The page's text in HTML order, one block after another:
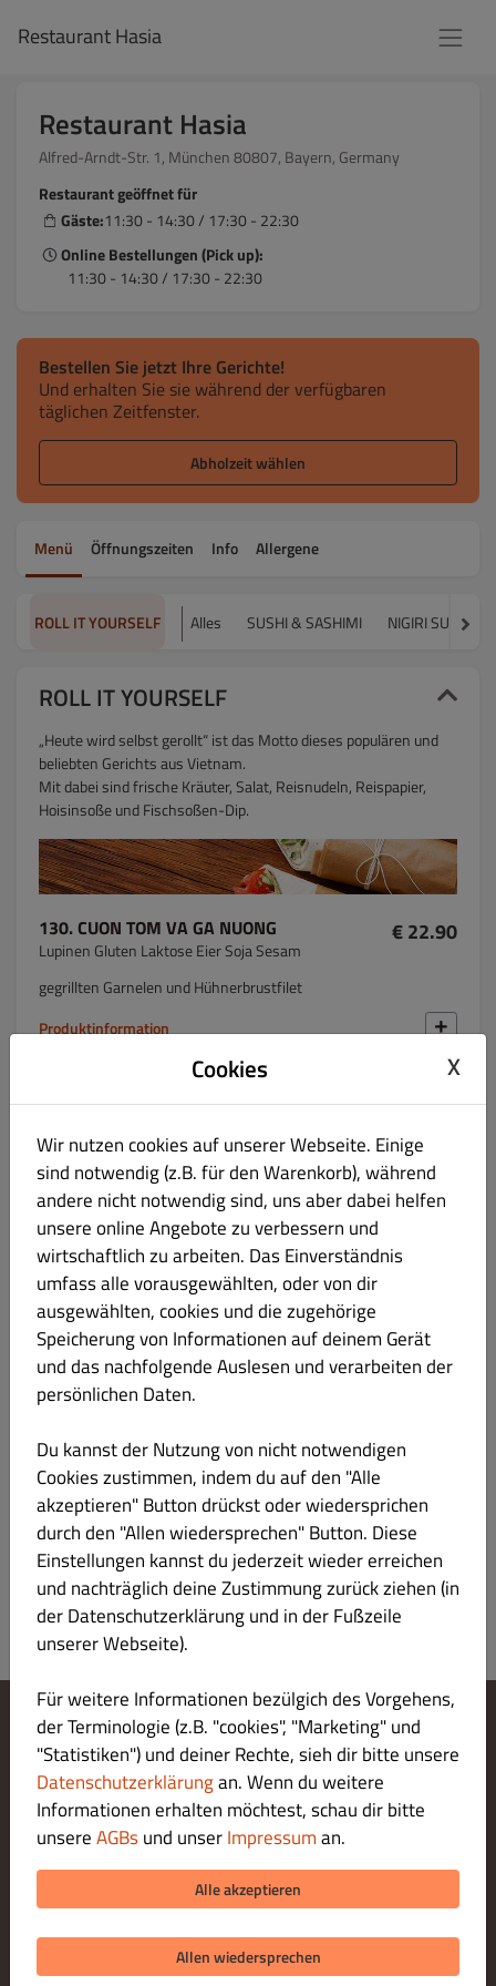
Restaurant Hasia
Restaurant Hasia
Alfred-Arndt-Str. 1, München 80807, Bayern, Germany
Restaurant geöffnet für
Gäste:11:30 - 14:30 / 17:30 - 22:30
Online Bestellungen (Pick up):
11:30 - 14:30 / 17:30 - 22:30
Bestellen Sie jetzt Ihre Gerichte!
Und erhalten Sie sie während der verfügbaren
täglichen Zeitfenster.
Abholzeit wählen
Menü Öffnungszeiten Info Allergene
ROLL IT YOURSELF Alles SUSHI & SASHIMI NIGIRI SUSHI
ROLL IT YOURSELF
„Heute wird selbst gerollt“ ist das Motto dieses populären und
beliebten Gerichts aus Vietnam.
Mit dabei sind frische Kräuter, Salat, Reisnudeln, Reispapier,
Hoisinsoße und Fischsoßen-Dip.
130. CUON TOM VA GA NUONG
Lupinen Gluten Laktose Eier Soja Sesam
€ 22.90
gegrillten Garnelen und Hühnerbrustfilet
Produktinformation
131. CUON BO LA LOT € 22.90
Betelblättern, gefüllt mit zarter Rindfleischfüllung
Produktinformation
132. CUON VIT GION
Gluten Laktose Eier Soja Sesam
knuspriger Ente
Produktinformation
133. CUON BO XAO
Gluten Laktose Eier Soja Sesam
€ 22.90
gebratenem Rindfleisch und Frühlingszwiebeln
Produktinformation
Cookie-Einstellungen ändern
Kontaktiere uns
Datenschutzerklärung
Allgemeine Geschäftsbedingungen
Impressum
ZAHLUNGSARTEN BEI ABHOLUNG
Cookies X
Wir nutzen cookies auf unserer Webseite. Einige
sind notwendig (z.B. für den Warenkorb), während
andere nicht notwendig sind, uns aber dabei helfen
unsere online Angebote zu verbessern und
wirtschaftlich zu arbeiten. Das Einverständnis
umfass alle vorausgewählten, oder von dir
ausgewählten, cookies und die zugehörige
Speicherung von Informationen auf deinem Gerät
und das nachfolgende Auslesen und verarbeiten der
persönlichen Daten.
Du kannst der Nutzung von nicht notwendigen
Cookies zustimmen, indem du auf den "Alle
akzeptieren" Button drückst oder wiedersprichen
durch den "Allen wiedersprechen" Button. Diese
Einstellungen kannst du jederzeit wieder erreichen
und nachträglich deine Zustimmung zurück ziehen (in
der Datenschutzerklärung und in der Fußzeile
unserer Webseite).
Für weitere Informationen bezülgich des Vorgehens,
der Terminologie (z.B. "cookies", "Marketing" und
"Statistiken") und deiner Rechte, sieh dir bitte unsere
Datenschutzerklärungan. Wenn du weitere
Informationen erhalten möchtest, schau dir bitte
unsereAGBsund unserImpressuman.
Alle akzeptieren
Allen wiedersprechen